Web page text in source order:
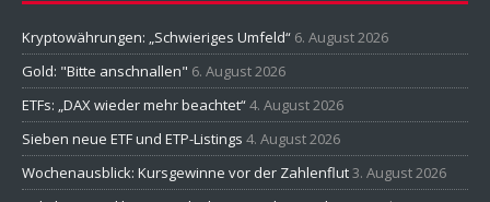
Kryptowährungen: „Schwieriges Umfeld“ 6. August 2026
Gold: "Bitte anschnallen" 6. August 2026
ETFs: „DAX wieder mehr beachtet“4. August 2026
Sieben neue ETF und ETP-Listings 4. August 2026
Wochenausblick: Kursgewinne vor der Zahlenflut3. August 2026